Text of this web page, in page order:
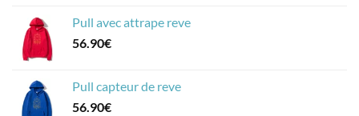
Pull avec attrape reve
56.90€
Pull capteur de reve
56.90€